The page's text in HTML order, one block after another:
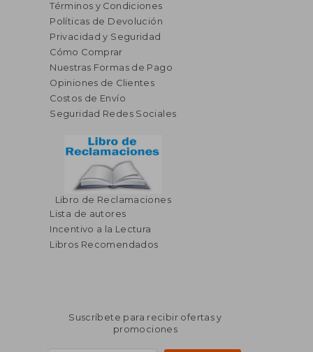
Términos y Condiciones
Políticas de Devolución
Privacidad y Seguridad
Cómo Comprar
Nuestras Formas de Pago
Opiniones de Clientes
Costos de Envío
Seguridad Redes Sociales
Libro de Reclamaciones
Lista de autores
Incentivo a la Lectura
Libros Recomendados
Suscríbete para recibir ofertas y
promociones